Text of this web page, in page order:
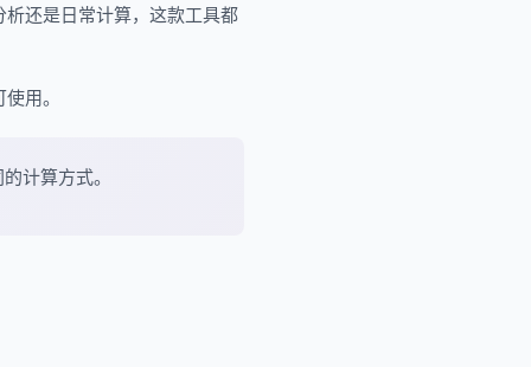
还是日常计算，这款工具都
用。
计算方式。